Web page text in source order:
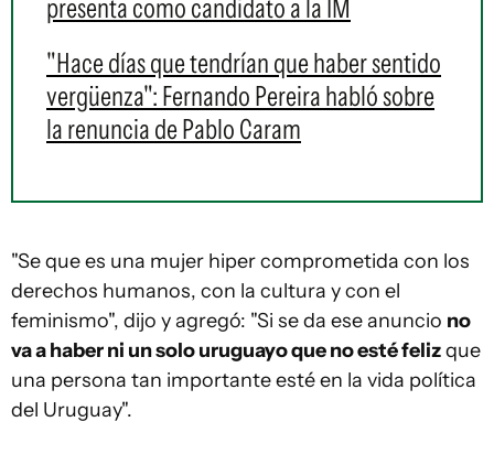
presenta como candidato a la IM
"Hace días que tendrían que haber sentido
vergüenza": Fernando Pereira habló sobre
la renuncia de Pablo Caram
"Se que es una mujer hiper comprometida con los
derechos humanos, con la cultura y con el
feminismo", dijo y agregó: "Si se da ese anuncio no
va a haber ni un solo uruguayo que no esté felizque
una persona tan importante esté en la vida política
del Uruguay".